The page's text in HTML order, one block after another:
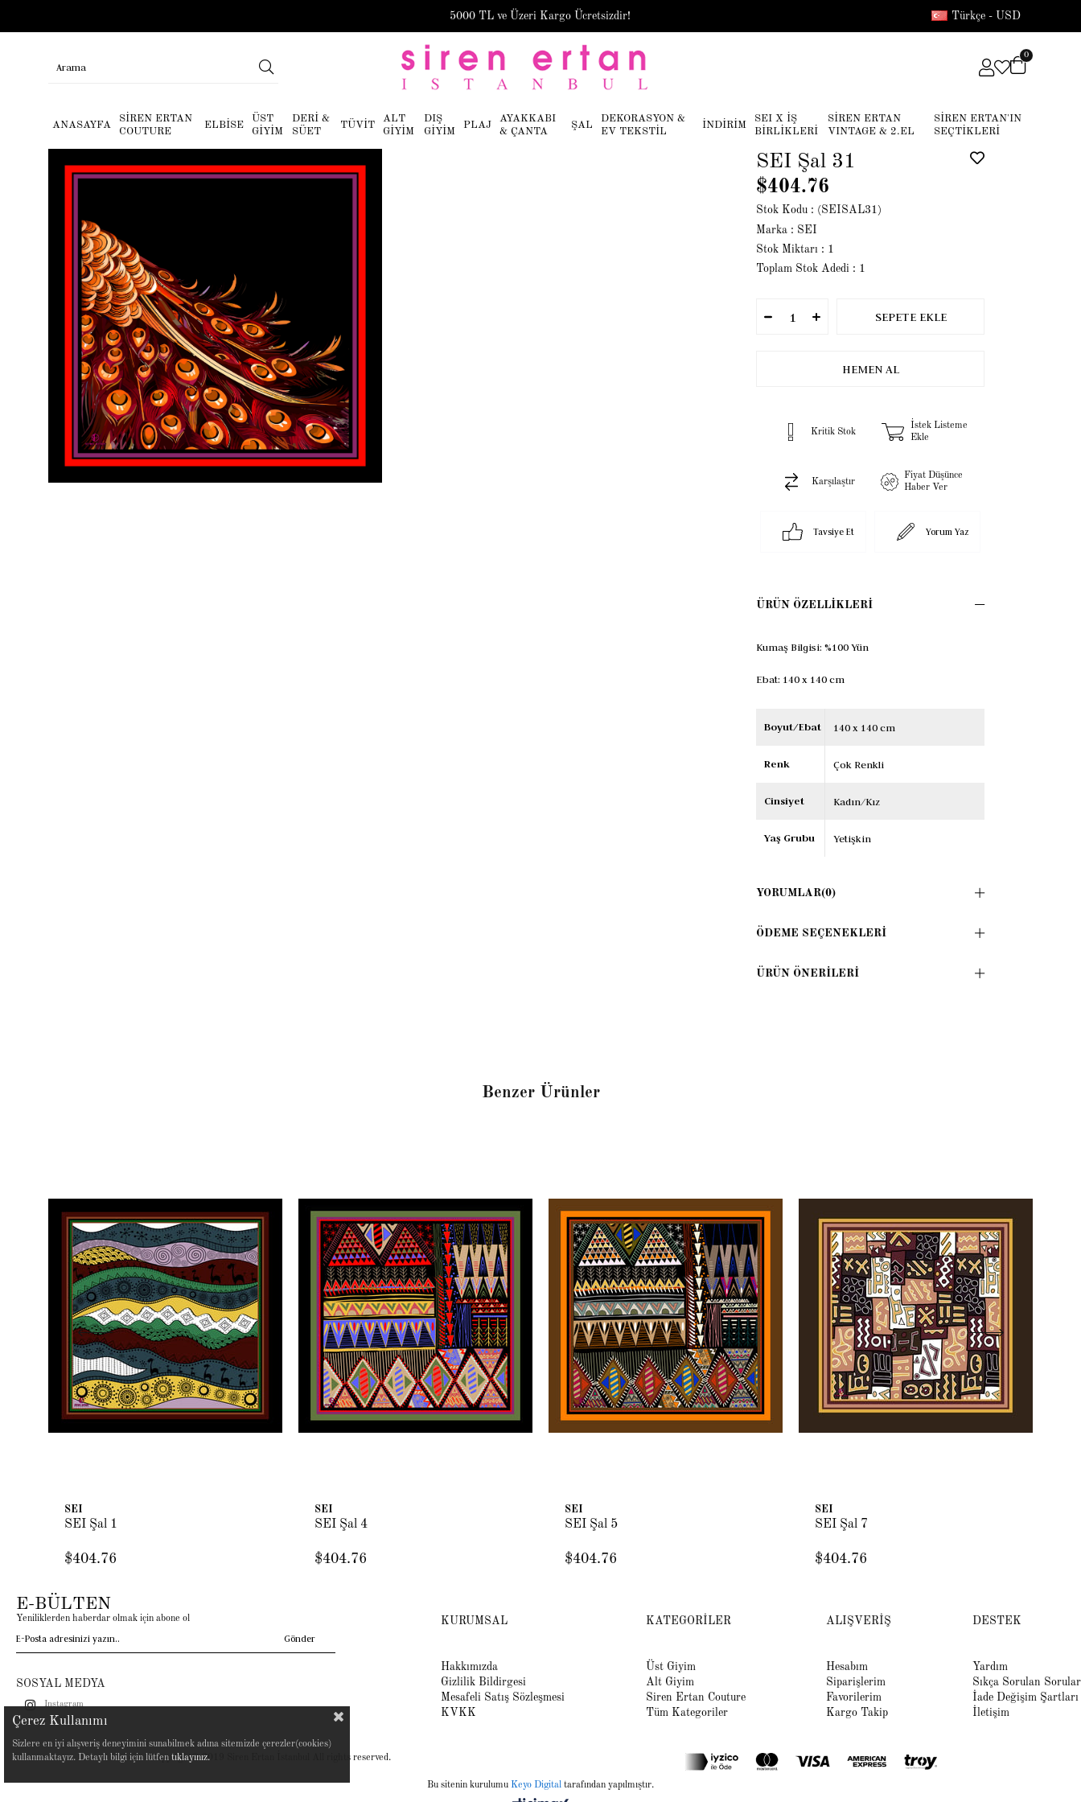
5000 TL ve Üzeri Kargo Ücretsizdir! Türkçe - USD
0
ANASAYFA
SİREN ERTAN
COUTURE
ELBİSE
ÜST
GİYİM
DERİ &
SÜET
TÜVİT
ALT
GİYİM
DIŞ
GİYİM
PLAJ
AYAKKABI
& ÇANTA
ŞAL
DEKORASYON &
EV TEKSTİL
İNDİRİM
SEI X İŞ
BİRLİKLERİ
SİREN ERTAN
VINTAGE & 2.EL
SİREN ERTAN'IN
SEÇTİKLERİ
SEI Şal 31
$404.76
Stok Kodu
(SEISAL31)
Marka : SEI
Stok Miktarı : 1
Toplam Stok Adedi : 1
Kritik Stok
İstek Listeme
Ekle
Karşılaştır
Fiyat Düşünce
Haber Ver
Tavsiye Et Yorum Yaz
ÜRÜN ÖZELLIKLERI
Kumaş Bilgisi: %100 Yün
Ebat: 140 x 140 cm
Boyut/Ebat 140 x 140 cm
Renk Çok Renkli
Cinsiyet Kadın/Kız
Yaş Grubu Yetişkin
YORUMLAR(0)
ÖDEME SEÇENEKLERI
ÜRÜN ÖNERILERI
Benzer Ürünler
SEI
SEI Şal 1
$404.76
SEI
SEI Şal 4
$404.76
SEI
SEI Şal 5
$404.76
SEI
SEI Şal 7
$404.76
E-BÜLTEN
Yeniliklerden haberdar olmak için abone ol
Gönder
SOSYAL MEDYA
Instagram
KURUMSAL
Hakkımızda
Gizlilik Bildirgesi
Mesafeli Satış Sözleşmesi
KVKK
KATEGORİLER
Üst Giyim
Alt Giyim
Siren Ertan Couture
Tüm Kategoriler
ALIŞVERİŞ
Hesabım
Siparişlerim
Favorilerim
Kargo Takip
DESTEK
Yardım
Sıkça Sorulan Sorular
İade Değişim Şartları
İletişim
Copyright© 2019 Siren Ertan İstanbul All rights reserved.
Bu sitenin kurulumu Keyo Digital tarafından yapılmıştır.
Çerez Kullanımı
Sizlere en iyi alışveriş deneyimini sunabilmek adına sitemizde çerezler(cookies)
kullanmaktayız. Detaylı bilgi için lütfen tıklayınız.